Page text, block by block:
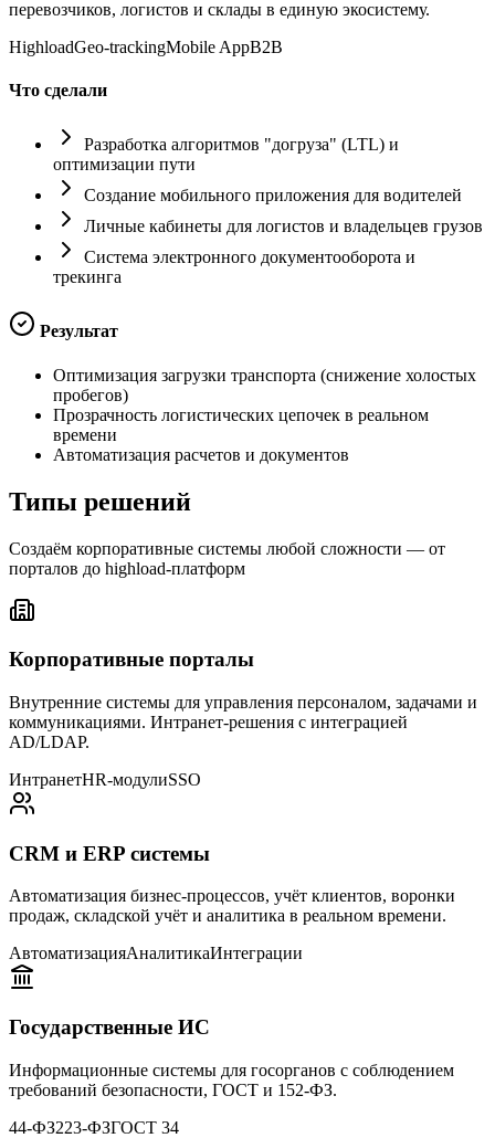
перевозчиков, логистов и склады в единую экосистему.
HighloadGeo-trackingMobile AppB2B
Что сделали
Разработка алгоритмов "догруза" (LTL) и
оптимизации пути
Создание мобильного приложения для водителей
Личные кабинеты для логистов и владельцев грузов
Система электронного документооборота и
трекинга
Результат
Оптимизация загрузки транспорта (снижение холостых
пробегов)
Прозрачность логистических цепочек в реальном
времени
Автоматизация расчетов и документов
Типы решений
Создаём корпоративные системы любой сложности — от
порталов до highload-платформ
Корпоративные порталы
Внутренние системы для управления персоналом, задачами и
коммуникациями. Интранет-решения с интеграцией
AD/LDAP.
ИнтранетHR-модулиSSO
CRM и ERP системы
Автоматизация бизнес-процессов, учёт клиентов, воронки
продаж, складской учёт и аналитика в реальном времени.
АвтоматизацияАналитикаИнтеграции
Государственные ИС
Информационные системы для госорганов с соблюдением
требований безопасности, ГОСТ и 152-ФЗ.
44-ФЗ223-ФЗГОСТ 34